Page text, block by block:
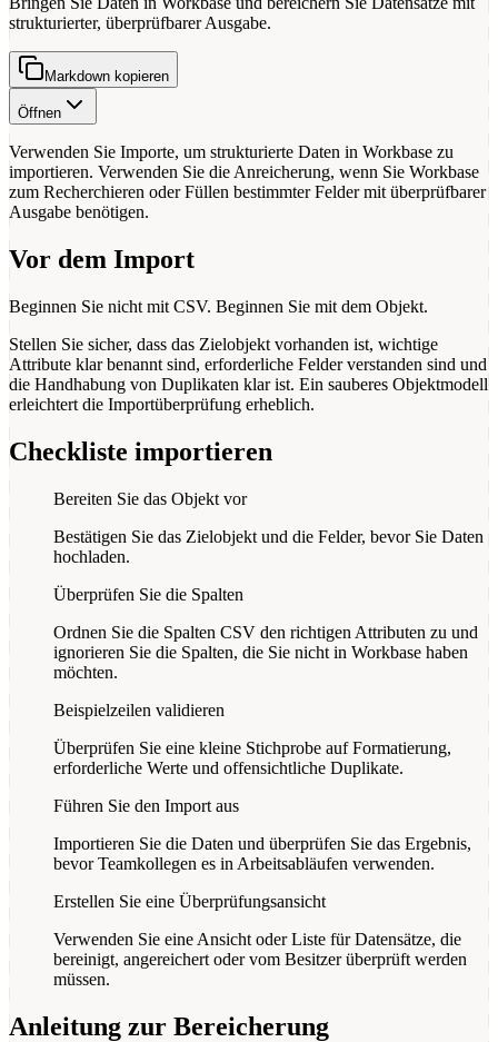
strukturierter, überprüfbarer Ausgabe.
Markdown kopieren
Öffnen
Verwenden Sie Importe, um strukturierte Daten in Workbase zu
importieren. Verwenden Sie die Anreicherung, wenn Sie Workbase
zum Recherchieren oder Füllen bestimmter Felder mit überprüfbarer
Ausgabe benötigen.
Vor dem Import
Beginnen Sie nicht mit CSV. Beginnen Sie mit dem Objekt.
Stellen Sie sicher, dass das Zielobjekt vorhanden ist, wichtige
Attribute klar benannt sind, erforderliche Felder verstanden sind und
die Handhabung von Duplikaten klar ist. Ein sauberes Objektmodell
erleichtert die Importüberprüfung erheblich.
Checkliste importieren
Bereiten Sie das Objekt vor
Bestätigen Sie das Zielobjekt und die Felder, bevor Sie Daten
hochladen.
Überprüfen Sie die Spalten
Ordnen Sie die Spalten CSV den richtigen Attributen zu und
ignorieren Sie die Spalten, die Sie nicht in Workbase haben
möchten.
Beispielzeilen validieren
Überprüfen Sie eine kleine Stichprobe auf Formatierung,
erforderliche Werte und offensichtliche Duplikate.
Führen Sie den Import aus
Importieren Sie die Daten und überprüfen Sie das Ergebnis,
bevor Teamkollegen es in Arbeitsabläufen verwenden.
Erstellen Sie eine Überprüfungsansicht
Verwenden Sie eine Ansicht oder Liste für Datensätze, die
bereinigt, angereichert oder vom Besitzer überprüft werden
müssen.
Anleitung zur Bereicherung